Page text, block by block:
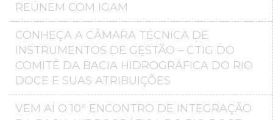
REÚNEM COM IGAM
CONHEÇA A CÂMARA TÉCNICA DE
INSTRUMENTOS DE GESTÃO – CTIG DO
COMITÊ DA BACIA HIDROGRÁFICA DO RIO
DOCE E SUAS ATRIBUIÇÕES
VEM AÍ O 10º ENCONTRO DE INTEGRAÇÃO